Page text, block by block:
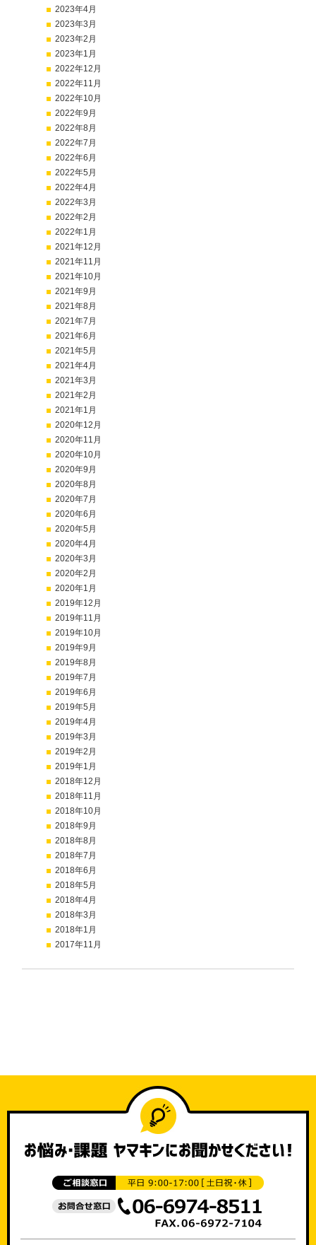
2023年4月
2023年3月
2023年2月
2023年1月
2022年12月
2022年11月
2022年10月
2022年9月
2022年8月
2022年7月
2022年6月
2022年5月
2022年4月
2022年3月
2022年2月
2022年1月
2021年12月
2021年11月
2021年10月
2021年9月
2021年8月
2021年7月
2021年6月
2021年5月
2021年4月
2021年3月
2021年2月
2021年1月
2020年12月
2020年11月
2020年10月
2020年9月
2020年8月
2020年7月
2020年6月
2020年5月
2020年4月
2020年3月
2020年2月
2020年1月
2019年12月
2019年11月
2019年10月
2019年9月
2019年8月
2019年7月
2019年6月
2019年5月
2019年4月
2019年3月
2019年2月
2019年1月
2018年12月
2018年11月
2018年10月
2018年9月
2018年8月
2018年7月
2018年6月
2018年5月
2018年4月
2018年3月
2018年1月
2017年11月